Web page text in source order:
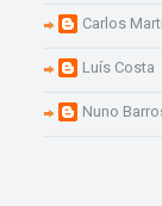
Carlos
Luís Costa
Nuno